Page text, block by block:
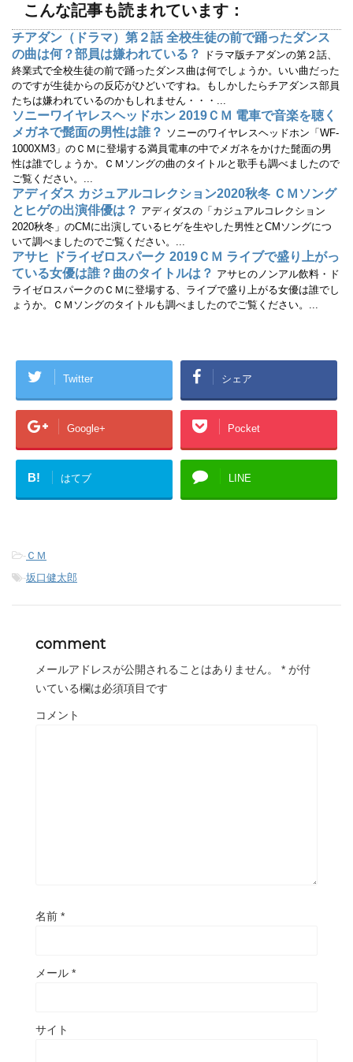
き
ま
す
)
し
い
ウ
ィ
ン
ド
ウ
で
開
き
ま
す
こんな記事も読まれています：
チアダン（ドラマ）第２話 全校生徒の前で踊ったダンス
の曲は何？部員は嫌われている？
ドラマ版チアダンの第２話、
終業式で全校生徒の前で踊ったダンス曲は何でしょうか。いい曲だった
のですが生徒からの反応がひどいですね。もしかしたらチアダンス部員
たちは嫌われているのかもしれません・・・...
ソニーワイヤレスヘッドホン 2019ＣＭ 電車で音楽を聴く
メガネで髭面の男性は誰？ ソニーのワイヤレスヘッドホン「WF-
1000XM3」のＣＭに登場する満員電車の中でメガネをかけた髭面の男
性は誰でしょうか。ＣＭソングの曲のタイトルと歌手も調べましたので
ご覧ください。...
アディダス カジュアルコレクション2020秋冬 ＣＭソング
とヒゲの出演俳優は？ アディダスの「カジュアルコレクション
2020秋冬」のCMに出演しているヒゲを生やした男性とCMソングにつ
いて調べましたのでご覧ください。...
アサヒ ドライゼロスパーク 2019ＣＭ ライブで盛り上がっ
ている女優は誰？曲のタイトルは？ アサヒのノンアル飲料・ド
ライゼロスパークのＣＭに登場する、ライブで盛り上がる女優は誰でし
ょうか。ＣＭソングのタイトルも調べましたのでご覧ください。...
Twitter シェア
Google+ Pocket
B! はてブ LINE
- ＣＭ
-坂口健太郎
comment
メールアドレスが公開されることはありません。 * が付
いている欄は必須項目です
コメント
名前 *
メール *
サイト